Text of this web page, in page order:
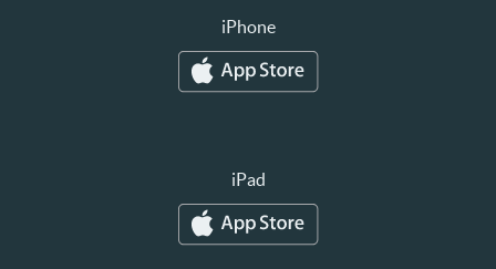
iPhone
iPad